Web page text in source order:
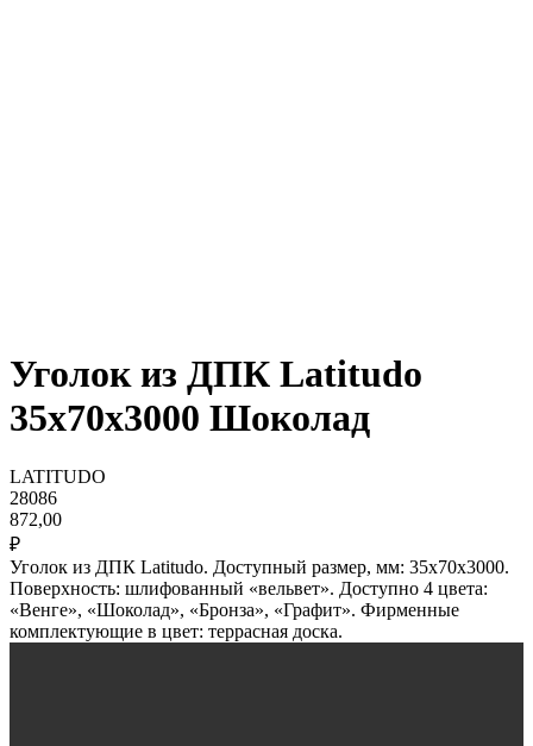
Уголок из ДПК Latitudo
35х70х3000 Шоколад
LATITUDO
28086
872,00
₽
Уголок из ДПК Latitudo. Доступный размер, мм: 35х70х3000.
Поверхность: шлифованный «вельвет». Доступно 4 цвета:
«Венге», «Шоколад», «Бронза», «Графит». Фирменные
комплектующие в цвет: террасная доска.